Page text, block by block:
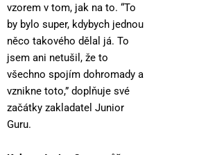
vzorem v tom, jak na to. “To
by bylo super, kdybych jednou
něco takového dělal já. To
jsem ani netušil, že to
všechno spojím dohromady a
vznikne toto,” doplňuje své
začátky zakladatel Junior
Guru.